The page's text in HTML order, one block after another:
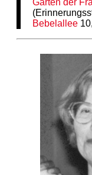
Bebelallee